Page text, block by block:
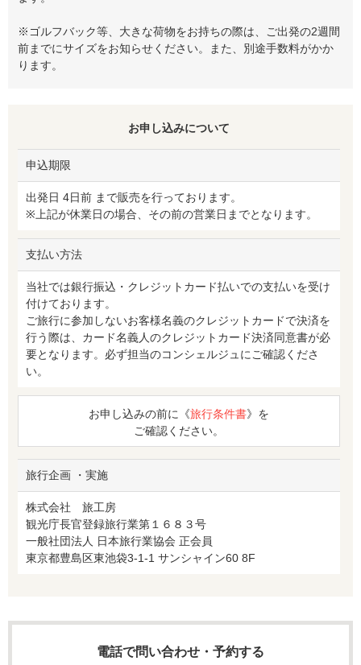
※ゴルフバック等、大きな荷物をお持ちの際は、ご出発の2週間
前までにサイズをお知らせください。また、別途手数料がかか
ります。
お申し込みについて
申込期限
出発日 4日前 まで販売を行っております。
※上記が休業日の場合、その前の営業日までとなります。
支払い方法
当社では銀行振込・クレジットカード払いでの支払いを受け
付けております。
ご旅行に参加しないお客様名義のクレジットカードで決済を
行う際は、カード名義人のクレジットカード決済同意書が必
要となります。必ず担当のコンシェルジュにご確認くださ
い。
お申し込みの前に《旅行条件書》を
ご確認ください。
旅行企画 ・実施
株式会社 旅工房
観光庁長官登録旅行業第１６８３号
一般社団法人 日本旅行業協会 正会員
東京都豊島区東池袋3-1-1 サンシャイン60 8F
電話で問い合わせ・予約する